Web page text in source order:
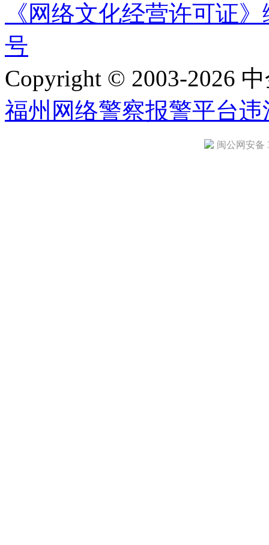
《网络文化经营许可证
号
Copyright © 2003-2026
福州网络警察报警平台违
闽公网安备